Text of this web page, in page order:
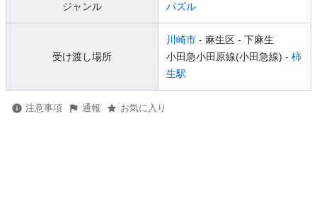
ジャンル パズル
受け渡し場所
川崎市 - 麻生区 - 下麻生
小田急小田原線(小田急線) - 柿
生駅
注意事項 通報 お気に入り